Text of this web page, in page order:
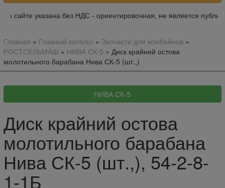
сайте указана без НДС - ориентировочная, не является
Главная » Главный каталог» Запчасти для комбайнов»
РОСТСЕЛЬМАШ » НИВА СК-5 » Диск крайний остова
молотильного барабана Нива СК-5 (шт.,)
Диск крайний остова
молотильного барабана
Нива СК-5 (шт.,), 54-2-8-
1-1Б